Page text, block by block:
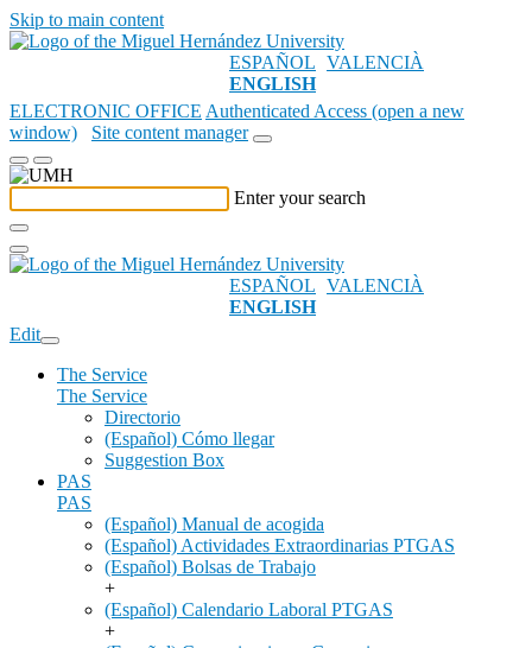
Skip to main content
ESPAÑOL VALENCIÀ
ENGLISH
ELECTRONIC OFFICE Authenticated Access (open a new
window)
Site content manager
Enter your search
ESPAÑOL VALENCIÀ
ENGLISH
Edit
The Service
The Service
Directorio
(Español) Cómo llegar
Suggestion Box
PAS
PAS
(Español) Manual de acogida
(Español) Actividades Extraordinarias PTGAS
(Español) Bolsas de Trabajo
+
(Español) Calendario Laboral PTGAS
+